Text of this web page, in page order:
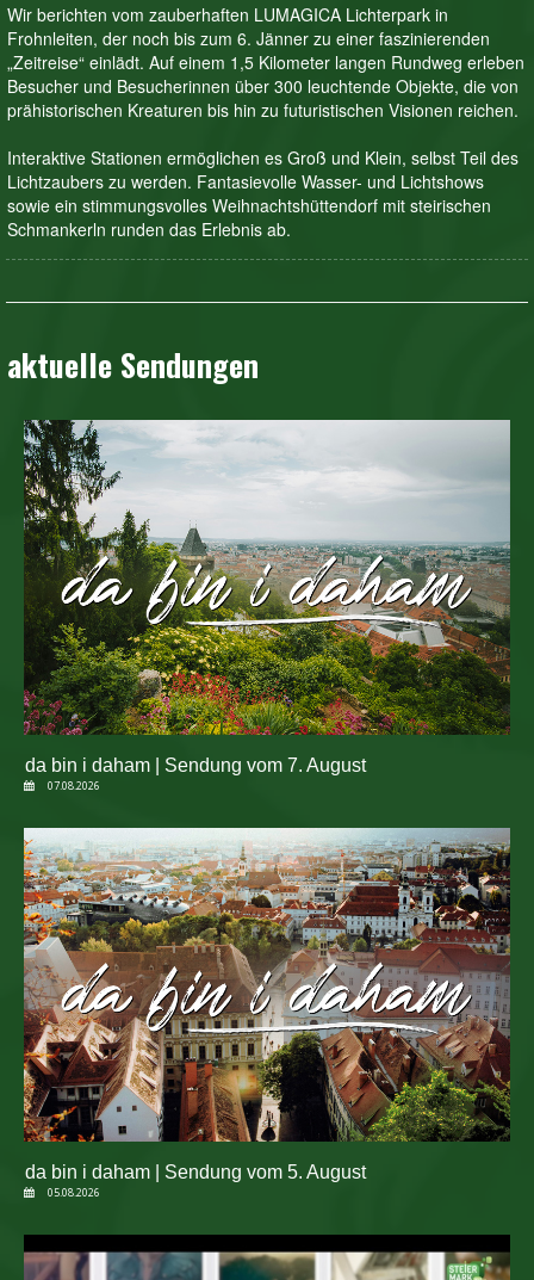
Wir berichten vom zauberhaften LUMAGICA Lichterpark in
Frohnleiten, der noch bis zum 6. Jänner zu einer faszinierenden
„Zeitreise“ einlädt. Auf einem 1,5 Kilometer langen Rundweg erleben
Besucher und Besucherinnen über 300 leuchtende Objekte, die von
prähistorischen Kreaturen bis hin zu futuristischen Visionen reichen.
Interaktive Stationen ermöglichen es Groß und Klein, selbst Teil des
Lichtzaubers zu werden. Fantasievolle Wasser- und Lichtshows
sowie ein stimmungsvolles Weihnachtshüttendorf mit steirischen
Schmankerln runden das Erlebnis ab.
aktuelle Sendungen
da bin i daham | Sendung vom 7. August
07.08.2026
da bin i daham | Sendung vom 5. August
05.08.2026